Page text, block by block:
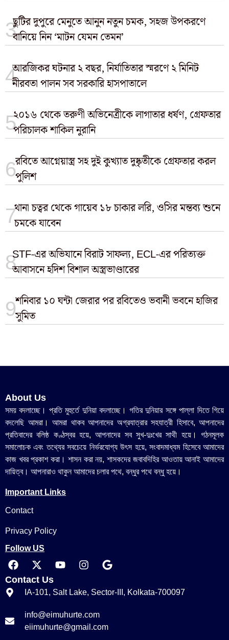
ছুটির দুপুরে মেনুতে আনুন নতুন চমক, সহজ উপকরণে
বানিয়ে নিন ‘মাটন যেমন তেমন’
আরজিকর ঘটনার ২ বছর, নির্যাতিতার স্মরণে ২ মিনিট
নীরবতা পালন সব সরকারি হাসপাতালে
২০১৬ থেকে তরুণী অভিনেত্রীকে লাগাতার ধর্ষণ, গ্রেফতার
পরিচালক শাকিল নুরানি
রবিতে আগ্নেয়াস্ত্র সহ দুই কুখ্যাত দুষ্কৃতীকে গ্রেফতার করল
পুলিশ
থানা চত্বর থেকে গায়েব ১৮ চাকার লরি, ওসির মন্তব্য শুনে
চমকে যাবেন
STF-এর অভিযানে বিরাট সাফল্য, ECL-এর পরিত্যক্ত
আবাসনে হদিশ বিশাল অস্ত্রভাণ্ডারের
শনিবার ১০ ঘন্টা জেরার পর রবিতেও ভবানী ভবনে হাজির
সুমিত
About Us
সময় বদলাচ্ছে। প্রতি মুহুর্তে দুনিয়া বদলাচ্ছে। গতির দুনিয়ার সঙ্গে পাল্লা দিতে গিয়ে
বদলেছি আমরা। আমরা থাকব আপনাদের অগ্রযাত্রার সহযাত্রী হিসাবে, আপনাদের
প্রতিবাদের বলিষ্ঠ কণ্ঠস্বর হয়ে, আপনাদের সব সুখ-দুঃখের সাথী হয়ে। গঠনমূলক
সমালোচক এবং তথ্যের সবচেয়ে নির্ভরযোগ্য উ‍ৎস হয়ে, সংবাদমাধ্যম হিসেবে আমাদের
কাজ খবর প্রকাশ করা। শাসন করা নয়, শাসকদের জবাবদিহির আওতায় আনাই আমাদের
দায়িত্ব। আপনারাও থাকুন আমাদের চলার পথে, বন্ধুর পথে বন্ধু হয়ে।
Important Links
Contact
Privacy Policy
Follow US
Contact Us
IA-101, Salt Lake, Sector-III, Kolkata-700097
info@eimuhurte.com
eiimuhurte@gmail.com